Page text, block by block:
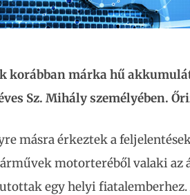
korábban márka hű
Sz. Mihály személyében.
másra érkeztek a
motorteréből valaki az
egy helyi